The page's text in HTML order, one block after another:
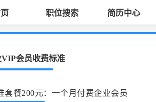
职位搜索 简历中心
VIP会员收费标准
套餐200元：一个月付费企业会员